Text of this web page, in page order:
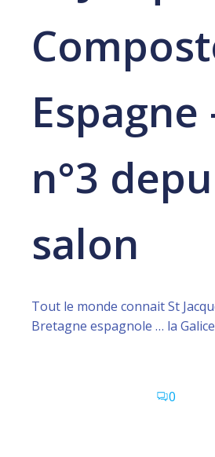
Espagne
n°3
salon
Tout le monde connait St
Bretagne espagnole … la
0